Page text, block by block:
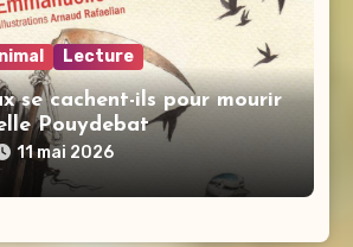
Lecture
se cachent-ils pour mourir
Pouydebat
11 mai 2026